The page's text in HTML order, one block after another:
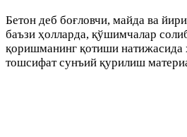
Бетон деб боғловчи, майда ва
баъзи ҳолларда, қўшимчалар
қоришманинг қотиши натижасида
тошсифат сунъий қурилиш